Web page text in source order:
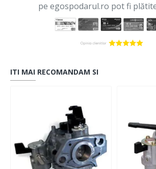
pe egospodarul.ro pot fi
ITI MAI RECOMANDAM SI